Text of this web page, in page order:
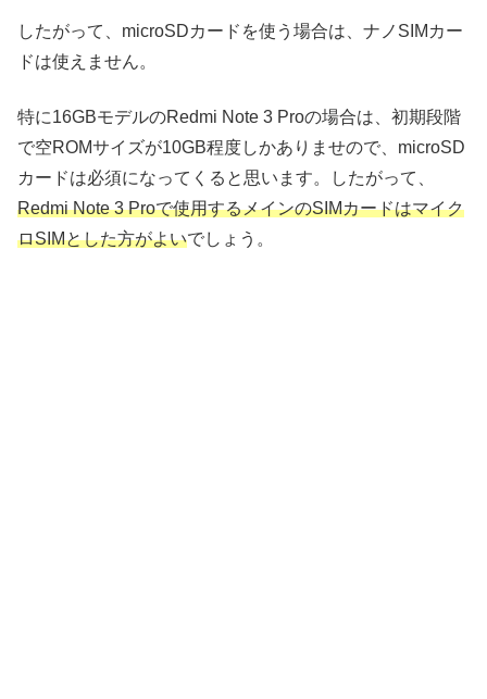
したがって、microSDカードを使う場合は、ナノSIMカー
ドは使えません。
特に16GBモデルのRedmi Note 3 Proの場合は、初期段階
で空ROMサイズが10GB程度しかありませので、microSD
カードは必須になってくると思います。したがって、
Redmi Note 3 Proで使用するメインのSIMカードはマイク
ロSIMとした方がよいでしょう。